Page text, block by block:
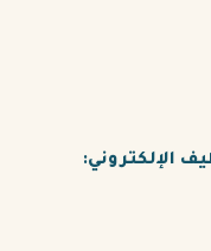
الإلكتروني: